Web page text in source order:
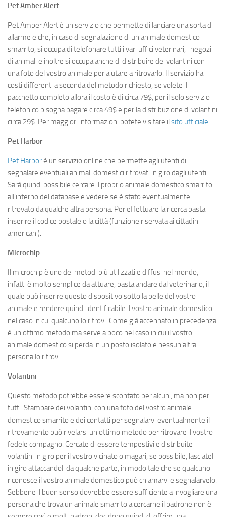
Pet Amber Alert
Pet Amber Alert è un servizio che permette di lanciare una sorta di
allarme e che, in caso di segnalazione di un animale domestico
smarrito, si occupa di telefonare tutti i vari uffici veterinari, i negozi
di animali e inoltre si occupa anche di distribuire dei volantini con
una foto del vostro animale per aiutare a ritrovarlo. Il servizio ha
costi differenti a seconda del metodo richiesto, se volete il
pacchetto completo allora il costo è di circa 79$, per il solo servizio
telefonico bisogna pagare circa 49$ e per la distribuzione di volantini
circa 29$. Per maggiori informazioni potete visitare il sito ufficiale.
Pet Harbor
Pet Harborè un servizio online che permette agli utenti di
segnalare eventuali animali domestici ritrovati in giro dagli utenti.
Sarà quindi possibile cercare il proprio animale domestico smarrito
all’interno del database e vedere se è stato eventualmente
ritrovato da qualche altra persona. Per effettuare la ricerca basta
inserire il codice postale o la città (funzione riservata ai cittadini
americani).
Microchip
Il microchip è uno dei metodi più utilizzati e diffusi nel mondo,
infatti è molto semplice da attuare, basta andare dal veterinario, il
quale può inserire questo dispositivo sotto la pelle del vostro
animale e rendere quindi identificabile il vostro animale domestico
nel caso in cui qualcuno lo ritrovi. Come già accennato in precedenza
è un ottimo metodo ma serve a poco nel caso in cui il vostro
animale domestico si perda in un posto isolato e nessun’altra
persona lo ritrovi.
Volantini
Questo metodo potrebbe essere scontato per alcuni, ma non per
tutti. Stampare dei volantini con una foto del vostro animale
domestico smarrito e dei contatti per segnalarvi eventualmente il
ritrovamento può rivelarsi un ottimo metodo per ritrovare il vostro
fedele compagno. Cercate di essere tempestivi e distribuite
volantini in giro per il vostro vicinato o magari, se possibile, lasciateli
in giro attaccandoli da qualche parte, in modo tale che se qualcuno
riconosce il vostro animale domestico può chiamarvi e segnalarvelo.
Sebbene il buon senso dovrebbe essere sufficiente a invogliare una
persona che trova un animale smarrito a cercarne il padrone non è